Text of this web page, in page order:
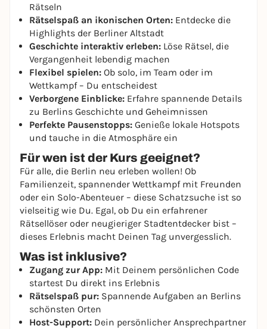
Rätseln
Rätselspaß an ikonischen Orten: Entdecke die
Highlights der Berliner Altstadt
Geschichte interaktiv erleben: Löse Rätsel, die
Vergangenheit lebendig machen
Flexibel spielen: Ob solo, im Team oder im
Wettkampf – Du entscheidest
Verborgene Einblicke: Erfahre spannende Details
zu Berlins Geschichte und Geheimnissen
Perfekte Pausenstopps: Genieße lokale Hotspots
und tauche in die Atmosphäre ein
Für wen ist der Kurs geeignet?
Für alle, die Berlin neu erleben wollen! Ob
Familienzeit, spannender Wettkampf mit Freunden
oder ein Solo-Abenteuer – diese Schatzsuche ist so
vielseitig wie Du. Egal, ob Du ein erfahrener
Rätsellöser oder neugieriger Stadtentdecker bist –
dieses Erlebnis macht Deinen Tag unvergesslich.
Was ist inklusive?
Zugang zur App: Mit Deinem persönlichen Code
startest Du direkt ins Erlebnis
Rätselspaß pur: Spannende Aufgaben an Berlins
schönsten Orten
Host-Support: Dein persönlicher Ansprechpartner